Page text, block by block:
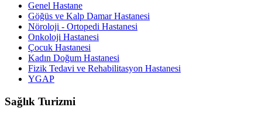
Genel Hastane
Göğüs ve Kalp Damar Hastanesi
Nöroloji - Ortopedi Hastanesi
Onkoloji Hastanesi
Çocuk Hastanesi
Kadın Doğum Hastanesi
Fizik Tedavi ve Rehabilitasyon Hastanesi
YGAP
Sağlık Turizmi